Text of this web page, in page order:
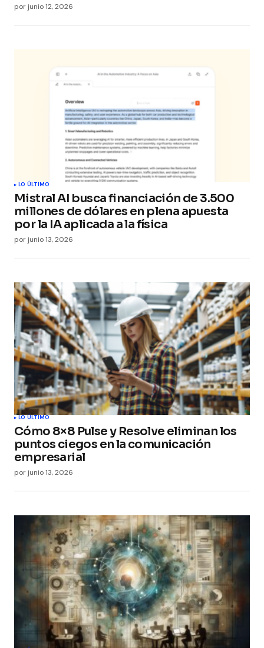
por junio 12, 2026
LO ÚLTIMO
Mistral AI busca financiación de 3.500
millones de dólares en plena apuesta
por la IA aplicada a la física
por junio 13, 2026
LO ÚLTIMO
Cómo 8×8 Pulse y Resolve eliminan los
puntos ciegos en la comunicación
empresarial
por junio 13, 2026